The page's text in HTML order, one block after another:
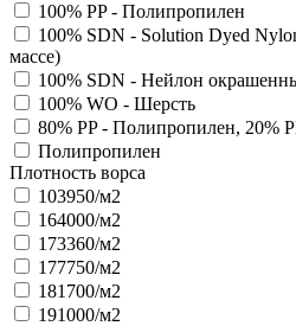
100% PP - Полипропилен
100% SDN - Solution Dyed
массе)
100% SDN - Нейлон
100% WO - Шерсть
80% PP - Полипропилен, 20%
Полипропилен
Плотность ворса
103950/м2
164000/м2
173360/м2
177750/м2
181700/м2
191000/м2